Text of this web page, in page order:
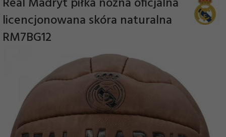
licencjonowana skóra naturalna
RM7BG12